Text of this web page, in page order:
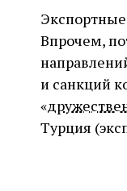
Экспортные
Впрочем,
и санкций
«
Турция